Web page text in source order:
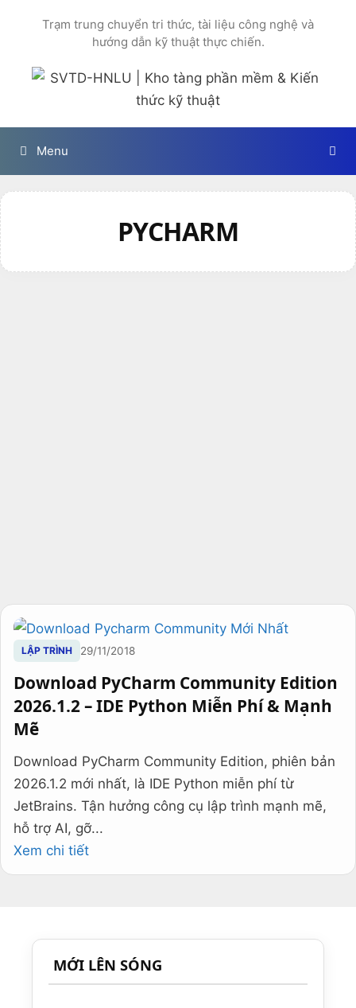
Trạm trung chuyển tri thức, tài liệu công nghệ và
hướng dẫn kỹ thuật thực chiến.
Menu
PYCHARM
LẬP TRÌNH 29/11/2018
Download PyCharm Community Edition
2026.1.2 – IDE Python Miễn Phí & Mạnh
Mẽ
Download PyCharm Community Edition, phiên bản
2026.1.2 mới nhất, là IDE Python miễn phí từ
JetBrains. Tận hưởng công cụ lập trình mạnh mẽ,
hỗ trợ AI, gỡ...
Xem chi tiết
MỚI LÊN SÓNG